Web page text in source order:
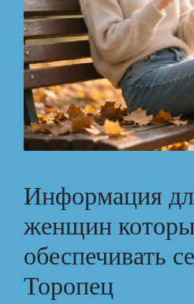
Информация
женщин
обеспечивать
Торопец